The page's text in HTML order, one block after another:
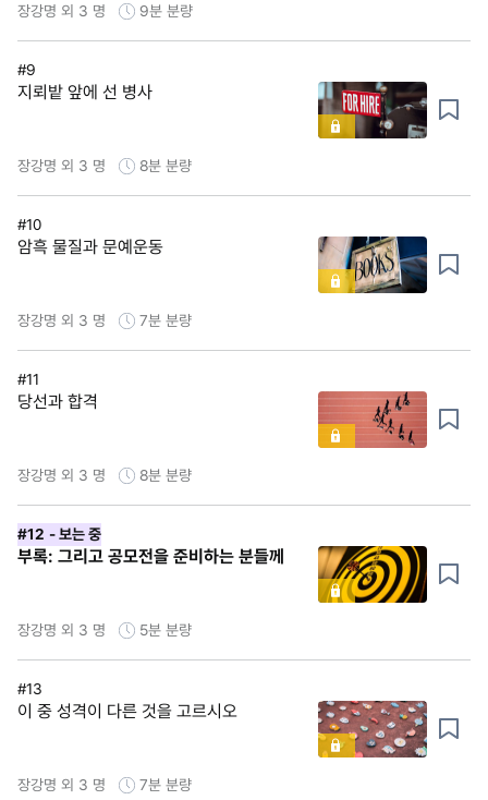
장강명 외 3 명 9분 분량
#9
지뢰밭 앞에 선 병사
장강명 외 3 명 8분 분량
#10
암흑 물질과 문예운동
장강명 외 3 명 7분 분량
#11
당선과 합격
장강명 외 3 명 8분 분량
#12 - 보는 중
부록: 그리고 공모전을 준비하는 분들께
장강명 외 3 명 5분 분량
#13
이 중 성격이 다른 것을 고르시오
장강명 외 3 명 7분 분량